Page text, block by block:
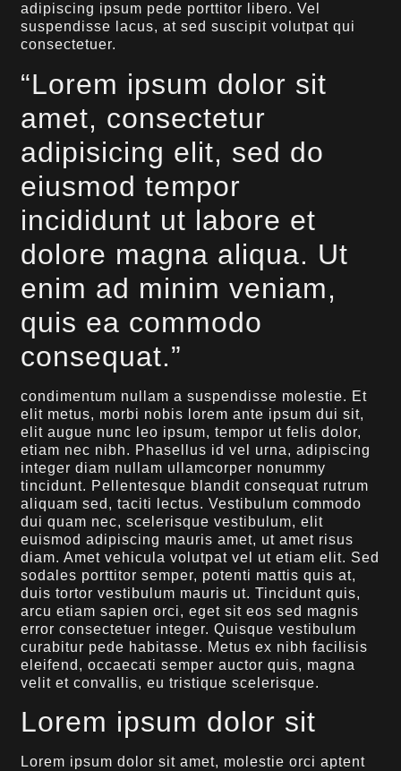
adipiscing ipsum pede porttitor libero. Vel
suspendisse lacus, at sed suscipit volutpat qui
consectetuer.
“Lorem ipsum dolor sit
amet, consectetur
adipisicing elit, sed do
eiusmod tempor
incididunt ut labore et
dolore magna aliqua. Ut
enim ad minim veniam,
quis ea commodo
consequat.”
condimentum nullam a suspendisse molestie. Et
elit metus, morbi nobis lorem ante ipsum dui sit,
elit augue nunc leo ipsum, tempor ut felis dolor,
etiam nec nibh. Phasellus id vel urna, adipiscing
integer diam nullam ullamcorper nonummy
tincidunt. Pellentesque blandit consequat rutrum
aliquam sed, taciti lectus. Vestibulum commodo
dui quam nec, scelerisque vestibulum, elit
euismod adipiscing mauris amet, ut amet risus
diam. Amet vehicula volutpat vel ut etiam elit. Sed
sodales porttitor semper, potenti mattis quis at,
duis tortor vestibulum mauris ut. Tincidunt quis,
arcu etiam sapien orci, eget sit eos sed magnis
error consectetuer integer. Quisque vestibulum
curabitur pede habitasse. Metus ex nibh facilisis
eleifend, occaecati semper auctor quis, magna
velit et convallis, eu tristique scelerisque.
Lorem ipsum dolor sit
Lorem ipsum dolor sit amet, molestie orci aptent